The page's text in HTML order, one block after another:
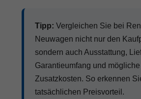
Tipp: Vergleichen Sie bei
Neuwagen nicht nur den
sondern auch Ausstattung,
Garantieumfang und mögliche
Zusatzkosten. So erkennen
tatsächlichen Preisvorteil.